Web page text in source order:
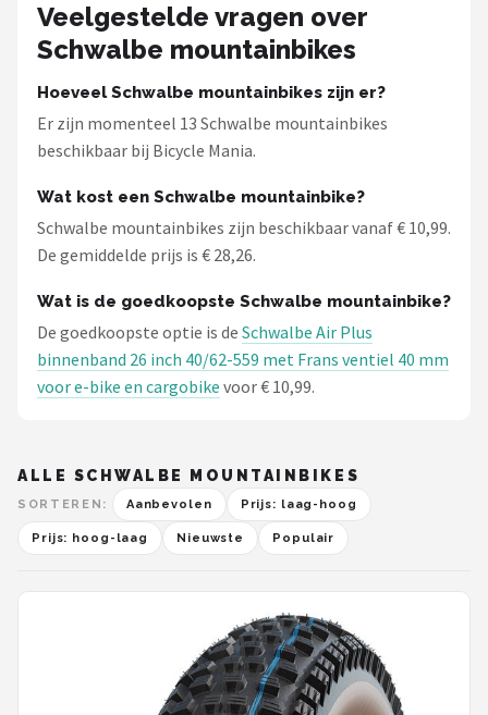
Veelgestelde vragen over
Schwalbe mountainbikes
Hoeveel Schwalbe mountainbikes zijn er?
Er zijn momenteel 13 Schwalbe mountainbikes
beschikbaar bij Bicycle Mania.
Wat kost een Schwalbe mountainbike?
Schwalbe mountainbikes zijn beschikbaar vanaf € 10,99.
De gemiddelde prijs is € 28,26.
Wat is de goedkoopste Schwalbe mountainbike?
De goedkoopste optie is de Schwalbe Air Plus
binnenband 26 inch 40/62-559 met Frans ventiel 40 mm
voor e-bike en cargobike voor € 10,99.
ALLE SCHWALBE MOUNTAINBIKES
SORTEREN: Aanbevolen Prijs: laag-hoog
Prijs: hoog-laag Nieuwste Populair